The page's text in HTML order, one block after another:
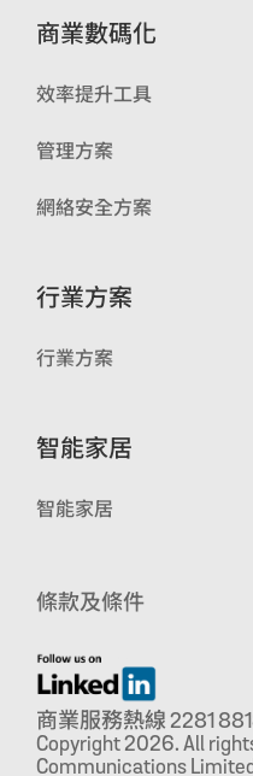
商業數碼化
效率提升工具
管理方案
網絡安全方案
行業方案
行業方案
智能家居
智能家居
商業服務熱線 2281
Copyright 2026. All
Communications
條款及條件